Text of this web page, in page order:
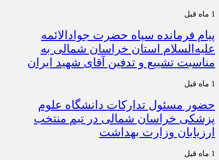
1 ماه قبل
پیام فرمانده سپاه حضرت جوادالائمه
علیه‌السلام استان خراسان شمالی به
مناسبت تشییع و تدفین آقای شهید ایران
1 ماه قبل
حضور مسئول تدارکات دانشگاه علوم
پزشکی خراسان شمالی در تیم منتخب
ارزیابان وزارت بهداشت
1 ماه قبل